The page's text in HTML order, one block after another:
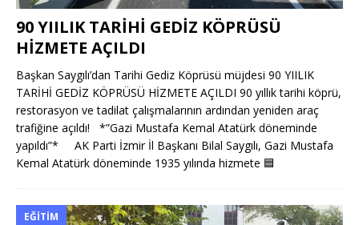
90 YIILIK TARİHİ GEDİZ KÖPRÜSÜ
HİZMETE AÇILDI
Başkan Saygılı’dan Tarihi Gediz Köprüsü müjdesi 90 YIILIK
TARİHİ GEDİZ KÖPRÜSÜ HİZMETE AÇILDI 90 yıllık tarihi köprü,
restorasyon ve tadilat çalışmalarının ardından yeniden araç
trafiğine açıldı! *”Gazi Mustafa Kemal Atatürk döneminde
yapıldı”* AK Parti İzmir İl Başkanı Bilal Saygılı, Gazi Mustafa
Kemal Atatürk döneminde 1935 yılında hizmete 🟦
EĞITIM